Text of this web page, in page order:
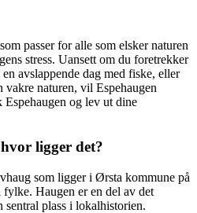
passer for alle som elsker naturen
stress. Uansett om du foretrekker
avslappende dag med fiske, eller
vakre naturen, vil Espehaugen
Espehaugen og lev ut dine
ligger det?
som ligger i Ørsta kommune på
Haugen er en del av det
sentral plass i lokalhistorien.